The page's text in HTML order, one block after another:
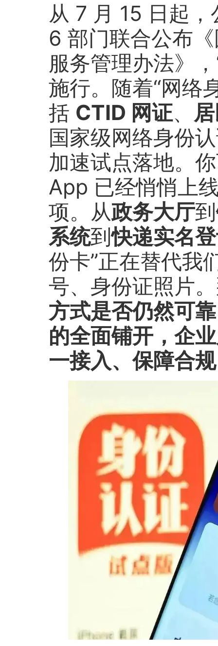
从 7 月 15 日起
6 部门联合公布
服务管理办法》
施行。随着“网络
括 CTID 网证、
国家级网络身份
加速试点落地。
App 已经悄悄上
项。从政务大厅到
系统到快递实名
份卡”正在替代我
号、身份证照片
方式是否仍然可
的全面铺开，企
一接入、保障合